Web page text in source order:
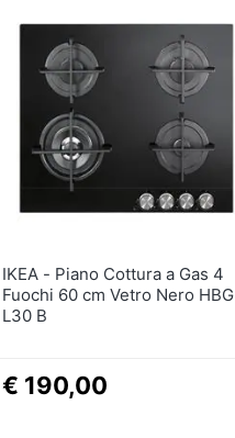
IKEA - Piano Cottura a Gas 4
Fuochi 60 cm Vetro Nero HBG
L30 B
€ 190,00